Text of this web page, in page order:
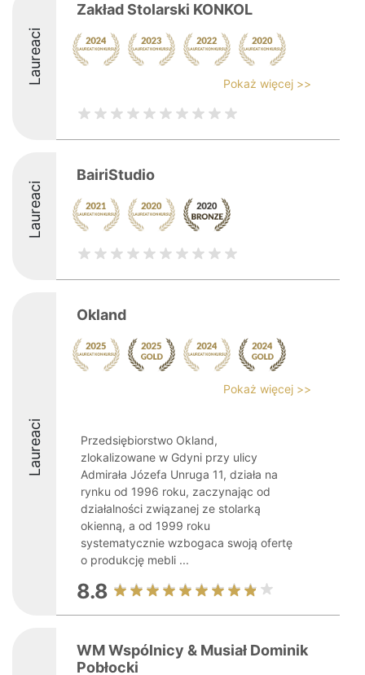
Laureaci
Zakład Stolarski KONKOL
Pokaż więcej >>
Laureaci
BairiStudio
Laureaci
Okland
Pokaż więcej >>
Przedsiębiorstwo Okland,
zlokalizowane w Gdyni przy ulicy
Admirała Józefa Unruga 11, działa na
rynku od 1996 roku, zaczynając od
działalności związanej ze stolarką
okienną, a od 1999 roku
systematycznie wzbogaca swoją ofertę
o produkcję mebli ...
8.8
WM Wspólnicy & Musiał Dominik
Pobłocki